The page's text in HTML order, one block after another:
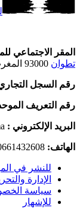
المقر الاجتماعي
تطوان
رقم السجل
رقم التعريف
البريد الإلكتروني :
الهاتف: / 0610120215
للنشر في
الإدارة
سياسة
للإشهار